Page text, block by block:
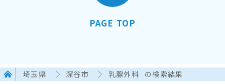
PAGE TOP
埼玉県 深谷市 乳腺外科 の検索結果